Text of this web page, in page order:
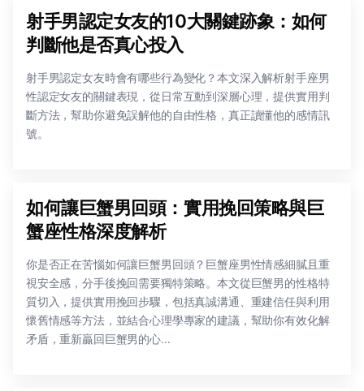
射手男認定女友的10大關鍵跡象：如何
判斷他是否真心投入
射手男認定女友時會有哪些行為變化？本文深入解析射手座男
性認定女友的關鍵表現，從日常互動到深層心理，提供實用判
斷方法，幫助你避免誤解他的自由性格，真正讀懂他的感情訊
號。
如何讓巨蟹男回頭：實用挽回策略與巨
蟹座性格深度解析
你是否正在苦惱如何讓巨蟹男回頭？巨蟹座男性情感細膩且重
視安全感，分手後挽回需要獨特策略。本文從巨蟹男的性格特
質切入，提供實用挽回步驟，包括真誠溝通、重建信任與利用
懷舊情感等方法，並結合心理學專家的建議，幫助你有效化解
矛盾，重新贏回巨蟹男的心...